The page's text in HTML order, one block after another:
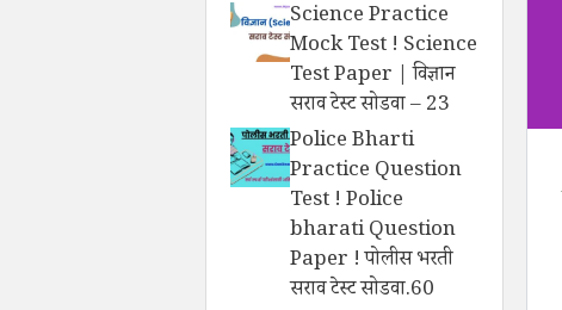
Science Practice
Mock Test ! Science
Test Paper | विज्ञान
सराव टेस्ट सोडवा – 23
Police Bharti
Practice Question
Test ! Police
bharati Question
Paper ! पोलीस भरती
सराव टेस्ट सोडवा.60